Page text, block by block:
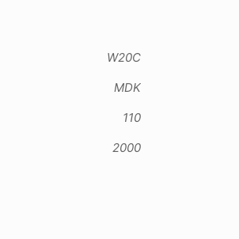
W20C
MDK
110
2000